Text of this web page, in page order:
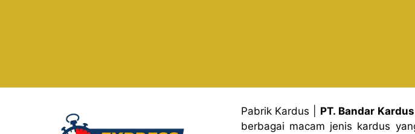
Pabrik Kardus PT. Bandar
berbagai macam jenis kardus